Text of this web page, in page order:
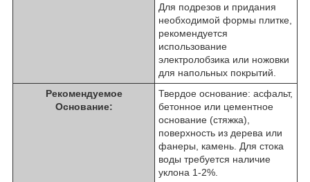
Для подрезов и придания
необходимой формы плитке,
рекомендуется
использование
электролобзика или ножовки
для напольных покрытий.
Рекомендуемое
Основание:
Твердое основание: асфальт,
бетонное или цементное
основание (стяжка),
поверхность из дерева или
фанеры, камень. Для стока
воды требуется наличие
уклона 1-2%.